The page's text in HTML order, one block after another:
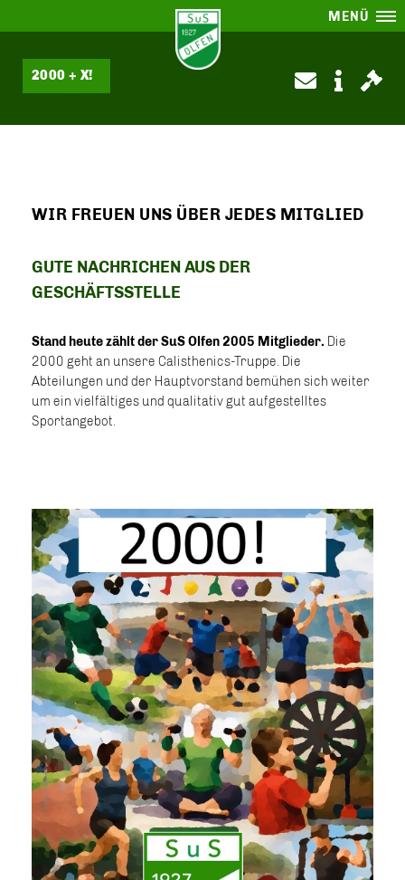
MENÜ
2000 + X!
WIR FREUEN UNS ÜBER JEDES MITGLIED
GUTE NACHRICHEN AUS DER
GESCHÄFTSSTELLE
Stand heute zählt der SuS Olfen 2005 Mitglieder. Die
2000 geht an unsere Calisthenics-Truppe. Die
Abteilungen und der Hauptvorstand bemühen sich weiter
um ein vielfältiges und qualitativ gut aufgestelltes
Sportangebot.